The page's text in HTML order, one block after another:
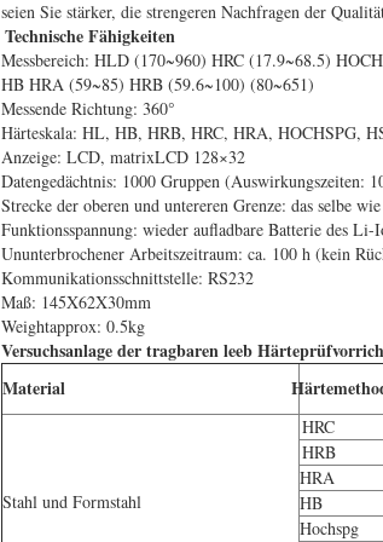
seien Sie stärker, die strengeren Nachfragen der
Technische Fähigkeiten
Messbereich: HLD (170~960) HRC (17.9~68.5)
HB HRA (59~85) HRB (59.6~100) (80~651)
Messende Richtung: 360°
Härteskala: HL, HB, HRB, HRC, HRA, HOCHSPG,
Anzeige: LCD, matrixLCD 128×32
Datengedächtnis: 1000 Gruppen (Auswirkungszeiten:
Strecke der oberen und untereren Grenze: das selbe
Funktionsspannung: wieder aufladbare Batterie des
Ununterbrochener Arbeitszeitraum: ca. 100 h (kein
Kommunikationsschnittstelle: RS232
Maß: 145X62X30mm
Weightapprox: 0.5kg
Versuchsanlage der tragbaren leeb
Material
Stahl und Formstahl
HRC
HRB
HRA
HB
Hochspg